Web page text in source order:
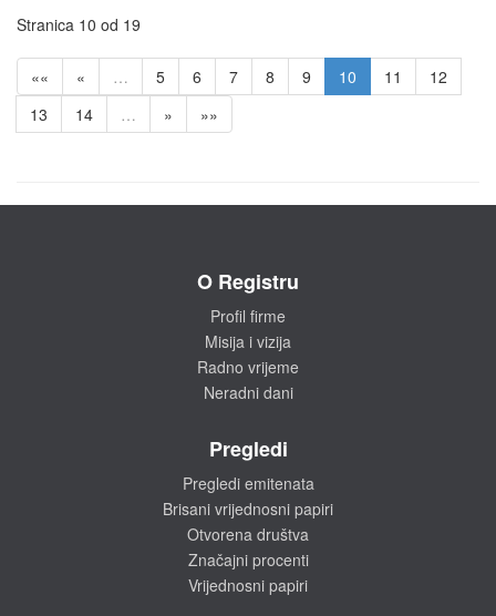
Stranica 10 od 19
«« « … 5 6 7 8 9 10 11
12
13
14 … » »»
O Registru
Profil firme
Misija i vizija
Radno vrijeme
Neradni dani
Pregledi
Pregledi emitenata
Brisani vrijednosni papiri
Otvorena društva
Značajni procenti
Vrijednosni papiri